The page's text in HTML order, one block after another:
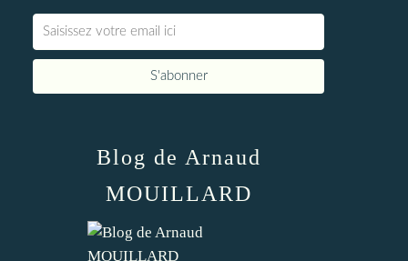
Blog de Arnaud
MOUILLARD